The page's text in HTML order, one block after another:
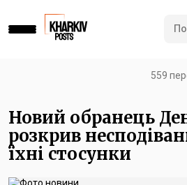
559
Новий обранець
розкрив
їхні стосунки